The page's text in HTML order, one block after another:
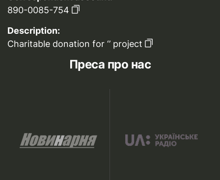
890-0085-754
Description:
Charitable donation for ‘’ project
Преса про нас